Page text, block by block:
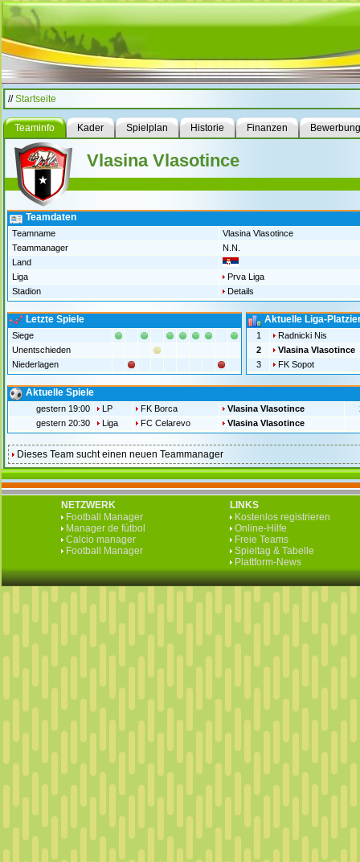
//Startseite
Teaminfo Kader Spielplan Historie Finanzen Bewerbung
Vlasina Vlasotince
Teamdaten
Teamname
Vlasina Vlasotince
Teammanager
N.N.
Land
Liga
Prva Liga
Stadion
Details
Letzte Spiele
Siege
Unentschieden
Niederlagen
Aktuelle Liga-
1
Radnicki Nis
2
Vlasina Vlasotince
3
FK Sopot
Aktuelle Spiele
gestern 19:00 LP FK Borca Vlasina Vlasotince
gestern 20:30
Liga FC Celarevo Vlasina Vlasotince
Dieses Team sucht einen neuen Teammanager
NETZWERK
Football Manager
Manager de fútbol
Calcio manager
Football Manager
LINKS
Kostenlos registrieren
Online-Hilfe
Freie Teams
Spieltag & Tabelle
Plattform-News